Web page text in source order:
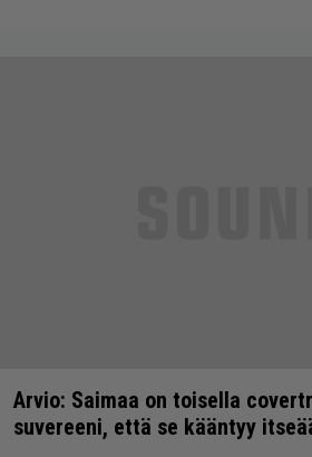
Arvio: Saimaa on toisella
suvereeni, että se kääntyy